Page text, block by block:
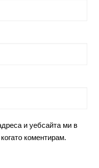
и уебсайта ми в
коментирам.